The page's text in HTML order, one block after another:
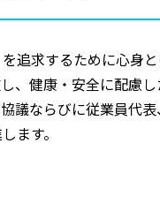
追求するために心身
、健康・安全に配慮
ならびに従業員代
ます。